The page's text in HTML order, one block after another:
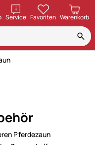
ServiceöffnenFavoriten Warenkorb
Pferdezaun